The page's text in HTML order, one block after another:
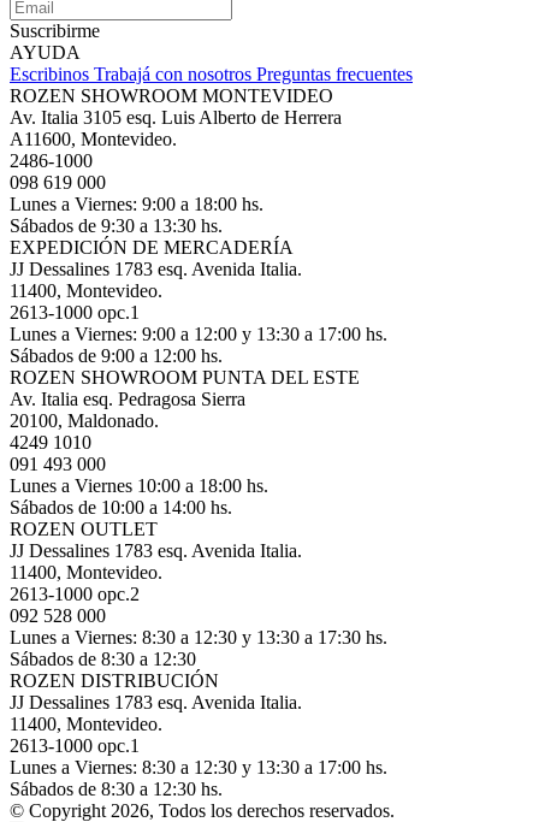
Suscribirme
AYUDA
Escribinos Trabajá con nosotros Preguntas frecuentes
ROZEN SHOWROOM MONTEVIDEO
Av. Italia 3105 esq. Luis Alberto de Herrera
A11600, Montevideo.
2486-1000
098 619 000
Lunes a Viernes: 9:00 a 18:00 hs.
Sábados de 9:30 a 13:30 hs.
EXPEDICIÓN DE MERCADERÍA
JJ Dessalines 1783 esq. Avenida Italia.
11400, Montevideo.
2613-1000 opc.1
Lunes a Viernes: 9:00 a 12:00 y 13:30 a 17:00 hs.
Sábados de 9:00 a 12:00 hs.
ROZEN SHOWROOM PUNTA DEL ESTE
Av. Italia esq. Pedragosa Sierra
20100, Maldonado.
4249 1010
091 493 000
Lunes a Viernes 10:00 a 18:00 hs.
Sábados de 10:00 a 14:00 hs.
ROZEN OUTLET
JJ Dessalines 1783 esq. Avenida Italia.
11400, Montevideo.
2613-1000 opc.2
092 528 000
Lunes a Viernes: 8:30 a 12:30 y 13:30 a 17:30 hs.
Sábados de 8:30 a 12:30
ROZEN DISTRIBUCIÓN
JJ Dessalines 1783 esq. Avenida Italia.
11400, Montevideo.
2613-1000 opc.1
Lunes a Viernes: 8:30 a 12:30 y 13:30 a 17:00 hs.
Sábados de 8:30 a 12:30 hs.
© Copyright 2026, Todos los derechos reservados.